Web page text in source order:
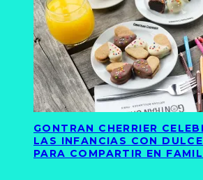
GONTRAN CHERRIER
LAS INFANCIAS CON
PARA COMPARTIR EN